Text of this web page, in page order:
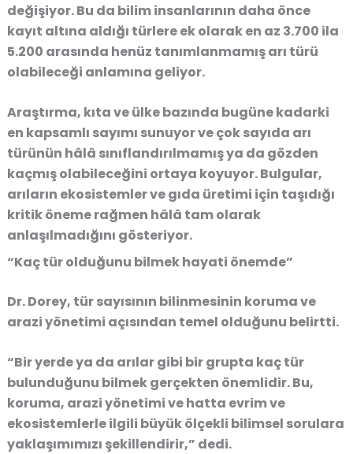
değişiyor. Bu da bilim insanlarının daha önce
kayıt altına aldığı türlere ek olarak en az 3.700 ila
5.200 arasında henüz tanımlanmamış arı türü
olabileceği anlamına geliyor.
Araştırma, kıta ve ülke bazında bugüne kadarki
en kapsamlı sayımı sunuyor ve çok sayıda arı
türünün hâlâ sınıflandırılmamış ya da gözden
kaçmış olabileceğini ortaya koyuyor. Bulgular,
arıların ekosistemler ve gıda üretimi için taşıdığı
kritik öneme rağmen hâlâ tam olarak
anlaşılmadığını gösteriyor.
“Kaç tür olduğunu bilmek hayati önemde”
Dr. Dorey, tür sayısının bilinmesinin koruma ve
arazi yönetimi açısından temel olduğunu belirtti.
“Bir yerde ya da arılar gibi bir grupta kaç tür
bulunduğunu bilmek gerçekten önemlidir. Bu,
koruma, arazi yönetimi ve hatta evrim ve
ekosistemlerle ilgili büyük ölçekli bilimsel sorulara
yaklaşımımızı şekillendirir,” dedi.